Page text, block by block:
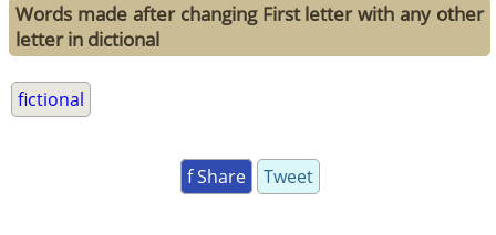
Words made after changing First letter with any other
letter in dictional
fictional
f Share Tweet